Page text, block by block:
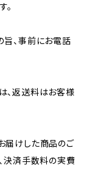
。
旨、事前にお電話
、返送料はお客様
届けした商品のご
決済手数料の実費